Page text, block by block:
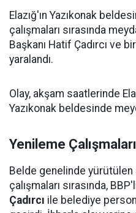
Elazığ'ın Yazıkonak
çalışmaları sırasında
Başkanı Hatif Çadırcı ve
yaralandı.
Olay, akşam saatlerinde
Yazıkonak beldesinde
Yenileme
Belde genelinde
çalışmaları sırasında,
Çadırcı ile belediye